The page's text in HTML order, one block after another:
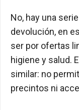
No, hay una
devolución, en
ser por ofertas
higiene y salud.
similar: no
precintos ni